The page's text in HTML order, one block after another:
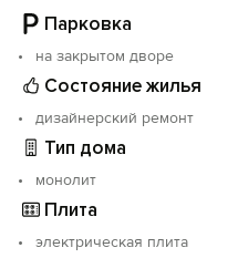
Парковка
на закрытом дворе
Состояние жилья
дизайнерский ремонт
Тип дома
монолит
Плита
электрическая плита